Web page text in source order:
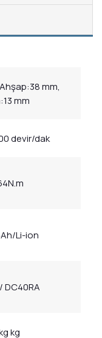
mm,
mm
devir/dak
Li-ion
DC40RA
kg